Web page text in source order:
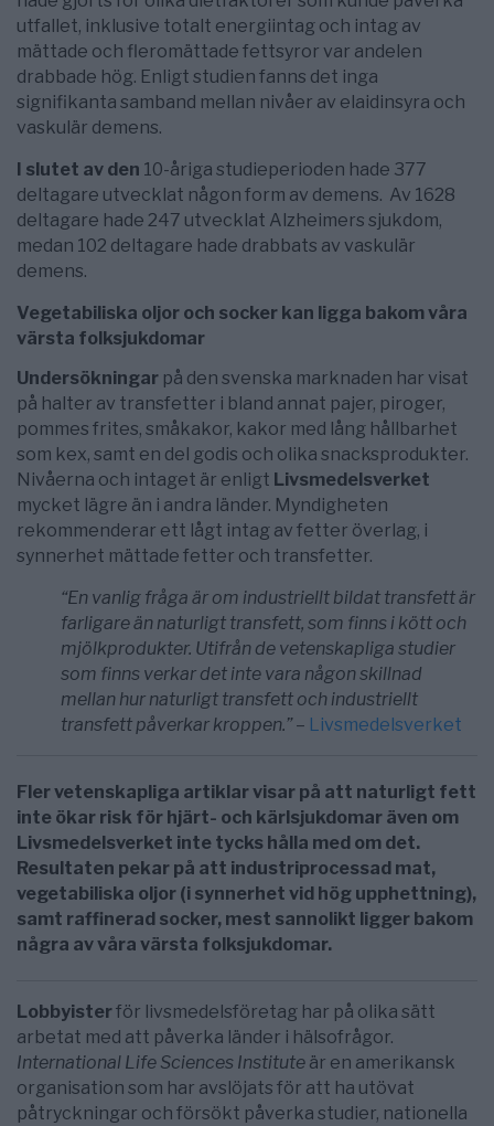
utfallet, inklusive totalt energiintag och intag av
mättade och fleromättade fettsyror var andelen
drabbade hög. Enligt studien fanns det inga
signifikanta samband mellan nivåer av elaidinsyra och
vaskulär demens.
I slutet av den 10-åriga studieperioden hade 377
deltagare utvecklat någon form av demens. Av 1628
deltagare hade 247 utvecklat Alzheimers sjukdom,
medan 102 deltagare hade drabbats av vaskulär
demens.
Vegetabiliska oljor och socker kan ligga bakom våra
värsta folksjukdomar
Undersökningar på den svenska marknaden har visat
på halter av transfetter i bland annat pajer, piroger,
pommes frites, småkakor, kakor med lång hållbarhet
som kex, samt en del godis och olika snacksprodukter.
Nivåerna och intaget är enligt Livsmedelsverket
mycket lägre än i andra länder. Myndigheten
rekommenderar ett lågt intag av fetter överlag, i
synnerhet mättade fetter och transfetter.
“En vanlig fråga är om industriellt bildat transfett är
farligare än naturligt transfett, som finns i kött och
mjölkprodukter. Utifrån de vetenskapliga studier
som finns verkar det inte vara någon skillnad
mellan hur naturligt transfett och industriellt
transfett påverkar kroppen.”– Livsmedelsverket
Fler vetenskapliga artiklar visar på att naturligt fett
inte ökar risk för hjärt- och kärlsjukdomar även om
Livsmedelsverket inte tycks hålla med om det.
Resultaten pekar på att industriprocessad mat,
vegetabiliska oljor (i synnerhet vid hög upphettning),
samt raffinerad socker, mest sannolikt ligger bakom
några av våra värsta folksjukdomar.
Lobbyisterför livsmedelsföretag har på olika sätt
arbetat med att påverka länder i hälsofrågor.
International Life Sciences Institute är en amerikansk
organisation som har avslöjats för att ha utövat
påtryckningar och försökt påverka studier, nationella